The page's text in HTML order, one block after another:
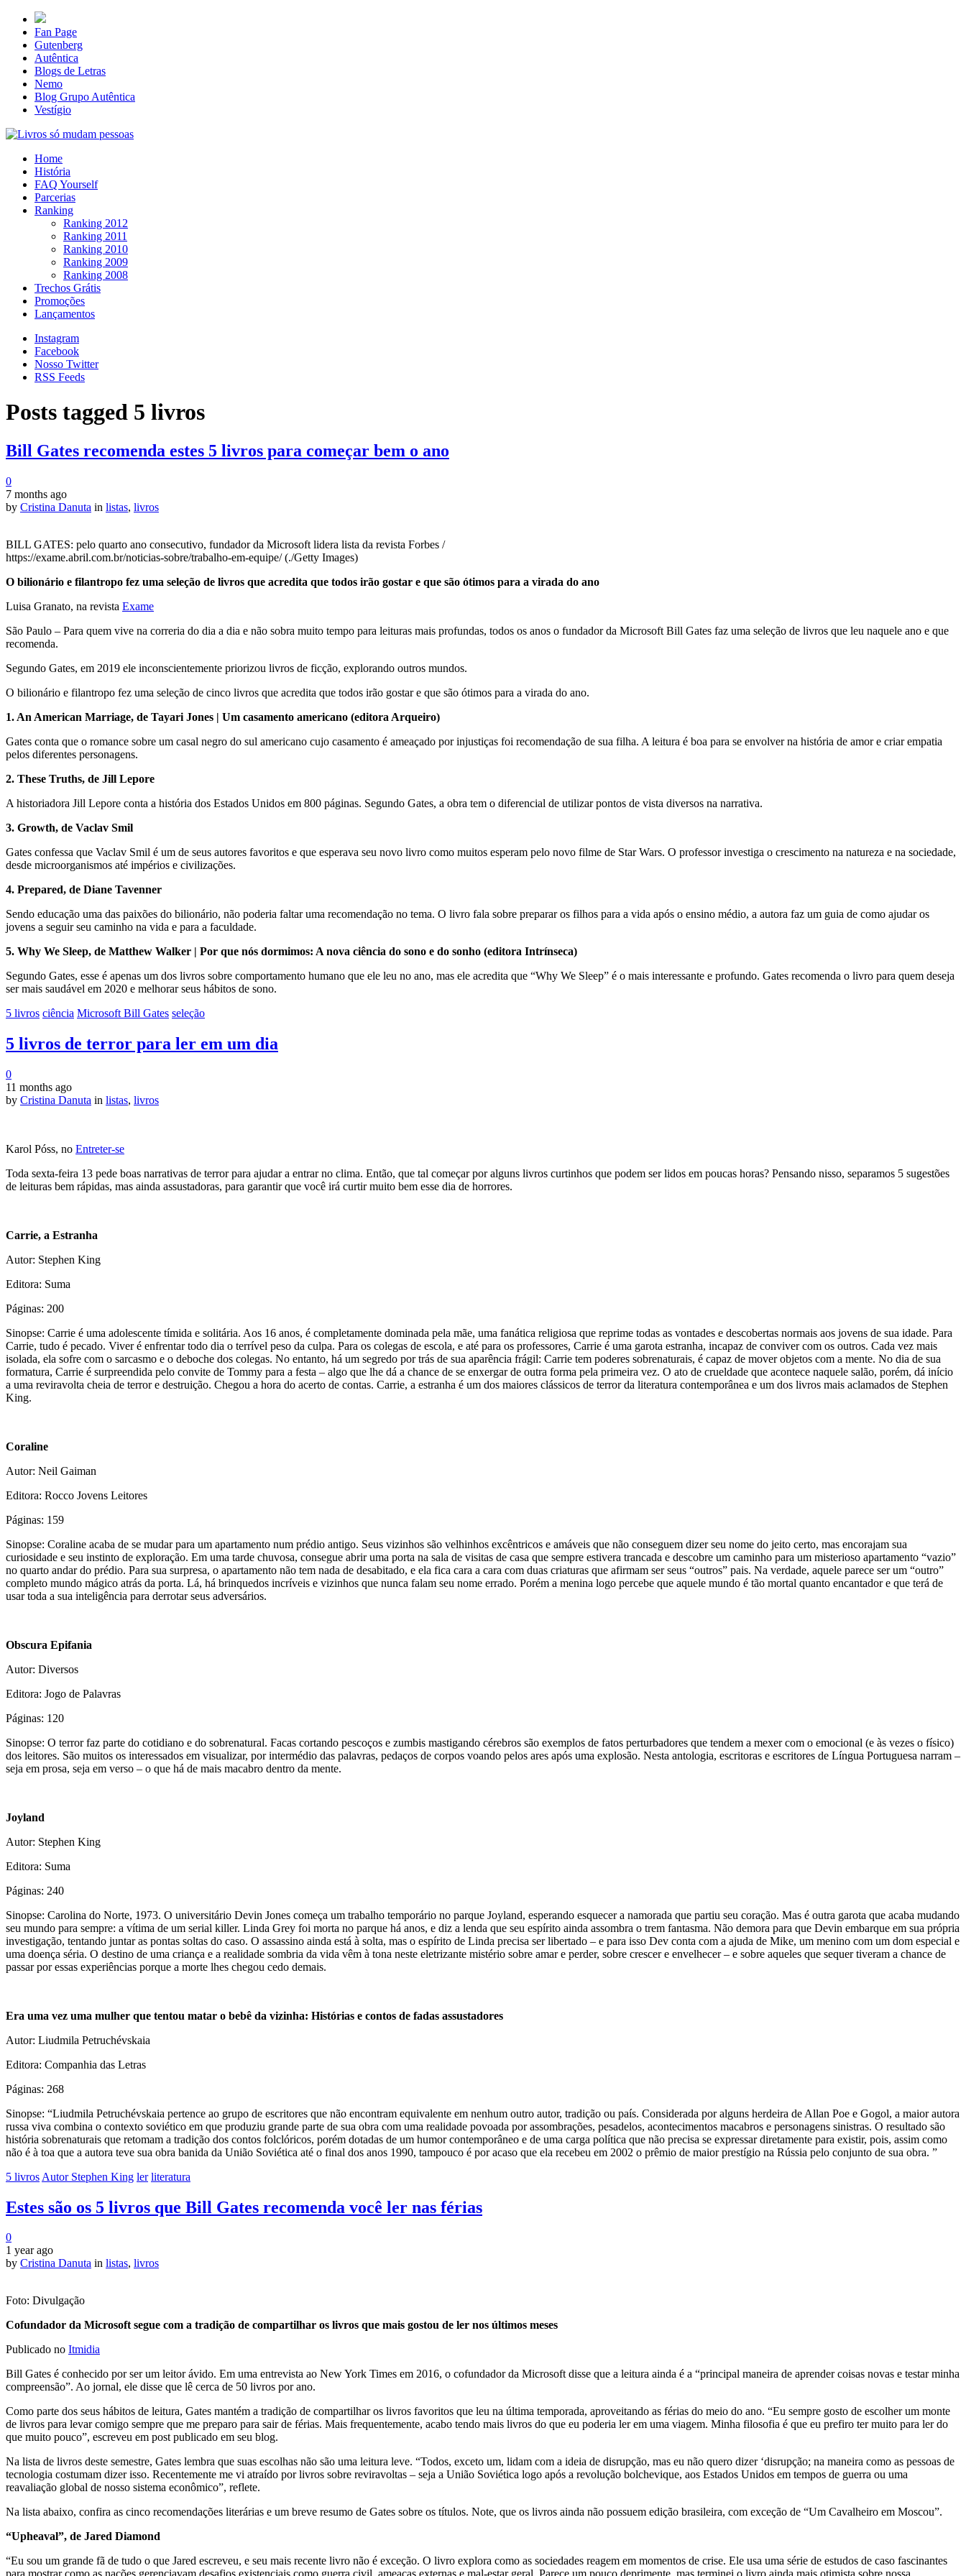
Fan Page
Gutenberg
Autêntica
Blogs de Letras
Nemo
Blog Grupo Autêntica
Vestígio
Home
História
FAQ Yourself
Parcerias
Ranking
Ranking 2012
Ranking 2011
Ranking 2010
Ranking 2009
Ranking 2008
Trechos Grátis
Promoções
Lançamentos
Instagram
Facebook
Nosso Twitter
RSS Feeds
Posts tagged 5 livros
Bill Gates recomenda estes 5 livros para começar bem o ano
0
7 months ago
by Cristina Danuta in listas, livros
BILL GATES: pelo quarto ano consecutivo, fundador da Microsoft lidera lista da revista Forbes /
https://exame.abril.com.br/noticias-sobre/trabalho-em-equipe/ (./Getty Images)
O bilionário e filantropo fez uma seleção de livros que acredita que todos irão gostar e que são ótimos para a virada do ano
Luisa Granato, na revista Exame
São Paulo – Para quem vive na correria do dia a dia e não sobra muito tempo para leituras mais profundas, todos os anos o fundador da Microsoft Bill Gates faz uma seleção de livros que leu naquele ano e que
recomenda.
Segundo Gates, em 2019 ele inconscientemente priorizou livros de ficção, explorando outros mundos.
O bilionário e filantropo fez uma seleção de cinco livros que acredita que todos irão gostar e que são ótimos para a virada do ano.
1. An American Marriage, de Tayari Jones | Um casamento americano (editora Arqueiro)
Gates conta que o romance sobre um casal negro do sul americano cujo casamento é ameaçado por injustiças foi recomendação de sua filha. A leitura é boa para se envolver na história de amor e criar empatia
pelos diferentes personagens.
2. These Truths, de Jill Lepore
A historiadora Jill Lepore conta a história dos Estados Unidos em 800 páginas. Segundo Gates, a obra tem o diferencial de utilizar pontos de vista diversos na narrativa.
3. Growth, de Vaclav Smil
Gates confessa que Vaclav Smil é um de seus autores favoritos e que esperava seu novo livro como muitos esperam pelo novo filme de Star Wars. O professor investiga o crescimento na natureza e na sociedade,
desde microorganismos até impérios e civilizações.
4. Prepared, de Diane Tavenner
Sendo educação uma das paixões do bilionário, não poderia faltar uma recomendação no tema. O livro fala sobre preparar os filhos para a vida após o ensino médio, a autora faz um guia de como ajudar os
jovens a seguir seu caminho na vida e para a faculdade.
5. Why We Sleep, de Matthew Walker | Por que nós dormimos: A nova ciência do sono e do sonho (editora Intrínseca)
Segundo Gates, esse é apenas um dos livros sobre comportamento humano que ele leu no ano, mas ele acredita que “Why We Sleep” é o mais interessante e profundo. Gates recomenda o livro para quem deseja
ser mais saudável em 2020 e melhorar seus hábitos de sono.
5 livros ciência Microsoft Bill Gates seleção
5 livros de terror para ler em um dia
0
11 months ago
by Cristina Danuta in listas, livros
Karol Póss, no Entreter-se
Toda sexta-feira 13 pede boas narrativas de terror para ajudar a entrar no clima. Então, que tal começar por alguns livros curtinhos que podem ser lidos em poucas horas? Pensando nisso, separamos 5 sugestões
de leituras bem rápidas, mas ainda assustadoras, para garantir que você irá curtir muito bem esse dia de horrores.
Carrie, a Estranha
Autor: Stephen King
Editora: Suma
Páginas: 200
Sinopse: Carrie é uma adolescente tímida e solitária. Aos 16 anos, é completamente dominada pela mãe, uma fanática religiosa que reprime todas as vontades e descobertas normais aos jovens de sua idade. Para
Carrie, tudo é pecado. Viver é enfrentar todo dia o terrível peso da culpa. Para os colegas de escola, e até para os professores, Carrie é uma garota estranha, incapaz de conviver com os outros. Cada vez mais
isolada, ela sofre com o sarcasmo e o deboche dos colegas. No entanto, há um segredo por trás de sua aparência frágil: Carrie tem poderes sobrenaturais, é capaz de mover objetos com a mente. No dia de sua
formatura, Carrie é surpreendida pelo convite de Tommy para a festa – algo que lhe dá a chance de se enxergar de outra forma pela primeira vez. O ato de crueldade que acontece naquele salão, porém, dá início
a uma reviravolta cheia de terror e destruição. Chegou a hora do acerto de contas. Carrie, a estranha é um dos maiores clássicos de terror da literatura contemporânea e um dos livros mais aclamados de Stephen
King.
Coraline
Autor: Neil Gaiman
Editora: Rocco Jovens Leitores
Páginas: 159
Sinopse: Coraline acaba de se mudar para um apartamento num prédio antigo. Seus vizinhos são velhinhos excêntricos e amáveis que não conseguem dizer seu nome do jeito certo, mas encorajam sua
curiosidade e seu instinto de exploração. Em uma tarde chuvosa, consegue abrir uma porta na sala de visitas de casa que sempre estivera trancada e descobre um caminho para um misterioso apartamento “vazio”
no quarto andar do prédio. Para sua surpresa, o apartamento não tem nada de desabitado, e ela fica cara a cara com duas criaturas que afirmam ser seus “outros” pais. Na verdade, aquele parece ser um “outro”
completo mundo mágico atrás da porta. Lá, há brinquedos incríveis e vizinhos que nunca falam seu nome errado. Porém a menina logo percebe que aquele mundo é tão mortal quanto encantador e que terá de
usar toda a sua inteligência para derrotar seus adversários.
Obscura Epifania
Autor: Diversos
Editora: Jogo de Palavras
Páginas: 120
Sinopse: O terror faz parte do cotidiano e do sobrenatural. Facas cortando pescoços e zumbis mastigando cérebros são exemplos de fatos perturbadores que tendem a mexer com o emocional (e às vezes o físico)
dos leitores. São muitos os interessados em visualizar, por intermédio das palavras, pedaços de corpos voando pelos ares após uma explosão. Nesta antologia, escritoras e escritores de Língua Portuguesa narram –
seja em prosa, seja em verso – o que há de mais macabro dentro da mente.
Joyland
Autor: Stephen King
Editora: Suma
Páginas: 240
Sinopse: Carolina do Norte, 1973. O universitário Devin Jones começa um trabalho temporário no parque Joyland, esperando esquecer a namorada que partiu seu coração. Mas é outra garota que acaba mudando
seu mundo para sempre: a vítima de um serial killer. Linda Grey foi morta no parque há anos, e diz a lenda que seu espírito ainda assombra o trem fantasma. Não demora para que Devin embarque em sua própria
investigação, tentando juntar as pontas soltas do caso. O assassino ainda está à solta, mas o espírito de Linda precisa ser libertado – e para isso Dev conta com a ajuda de Mike, um menino com um dom especial e
uma doença séria. O destino de uma criança e a realidade sombria da vida vêm à tona neste eletrizante mistério sobre amar e perder, sobre crescer e envelhecer – e sobre aqueles que sequer tiveram a chance de
passar por essas experiências porque a morte lhes chegou cedo demais.
Era uma vez uma mulher que tentou matar o bebê da vizinha: Histórias e contos de fadas assustadores
Autor: Liudmila Petruchévskaia
Editora: Companhia das Letras
Páginas: 268
Sinopse: “Liudmila Petruchévskaia pertence ao grupo de escritores que não encontram equivalente em nenhum outro autor, tradição ou país. Considerada por alguns herdeira de Allan Poe e Gogol, a maior autora
russa viva combina o contexto soviético em que produziu grande parte de sua obra com uma realidade povoada por assombrações, pesadelos, acontecimentos macabros e personagens sinistras. O resultado são
história sobrenaturais que retomam a tradição dos contos folclóricos, porém dotadas de um humor contemporâneo e de uma carga política que não precisa se expressar diretamente para existir, pois, assim como
não é à toa que a autora teve sua obra banida da União Soviética até o final dos anos 1990, tampouco é por acaso que ela recebeu em 2002 o prêmio de maior prestígio na Rússia pelo conjunto de sua obra. ”
5 livros Autor Stephen King ler literatura
Estes são os 5 livros que Bill Gates recomenda você ler nas férias
0
1 year ago
by Cristina Danuta in listas, livros
Foto: Divulgação
Cofundador da Microsoft segue com a tradição de compartilhar os livros que mais gostou de ler nos últimos meses
Publicado no Itmidia
Bill Gates é conhecido por ser um leitor ávido. Em uma entrevista ao New York Times em 2016, o cofundador da Microsoft disse que a leitura ainda é a “principal maneira de aprender coisas novas e testar minha
compreensão”. Ao jornal, ele disse que lê cerca de 50 livros por ano.
Como parte dos seus hábitos de leitura, Gates mantém a tradição de compartilhar os livros favoritos que leu na última temporada, aproveitando as férias do meio do ano. “Eu sempre gosto de escolher um monte
de livros para levar comigo sempre que me preparo para sair de férias. Mais frequentemente, acabo tendo mais livros do que eu poderia ler em uma viagem. Minha filosofia é que eu prefiro ter muito para ler do
que muito pouco”, escreveu em post publicado em seu blog.
Na lista de livros deste semestre, Gates lembra que suas escolhas não são uma leitura leve. “Todos, exceto um, lidam com a ideia de disrupção, mas eu não quero dizer ‘disrupção; na maneira como as pessoas de
tecnologia costumam dizer isso. Recentemente me vi atraído por livros sobre reviravoltas – seja a União Soviética logo após a revolução bolchevique, aos Estados Unidos em tempos de guerra ou uma
reavaliação global de nosso sistema econômico”, reflete.
Na lista abaixo, confira as cinco recomendações literárias e um breve resumo de Gates sobre os títulos. Note, que os livros ainda não possuem edição brasileira, com exceção de “Um Cavalheiro em Moscou”.
“Upheaval”, de Jared Diamond
“Eu sou um grande fã de tudo o que Jared escreveu, e seu mais recente livro não é exceção. O livro explora como as sociedades reagem em momentos de crise. Ele usa uma série de estudos de caso fascinantes